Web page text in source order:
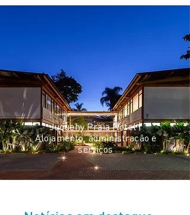
Juquehy Praia Hotel |
Alojamento, administração e
serviços